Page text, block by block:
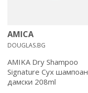
AMICA
DOUGLAS.BG
AMIKA Dry Shampoo
Signature Сух шампоан
дамски 208ml